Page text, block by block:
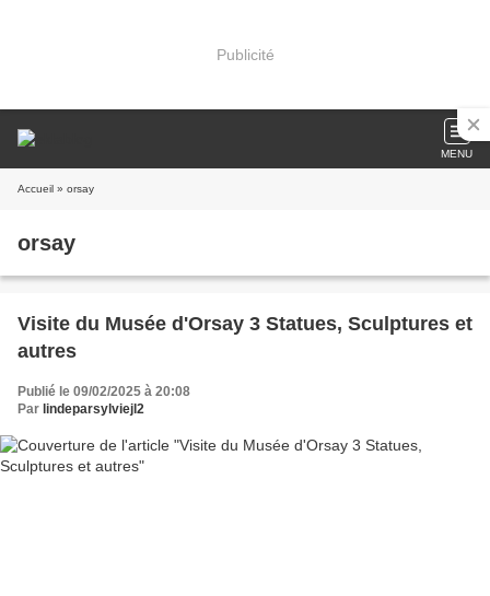
Publicité
MENU
Accueil » orsay
orsay
Visite du Musée d'Orsay 3 Statues, Sculptures et
autres
Publié le 09/02/2025 à 20:08
Par lindeparsylviejl2